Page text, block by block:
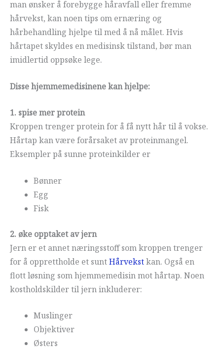
man ønsker å forebygge håravfall eller fremme
hårvekst, kan noen tips om ernæring og
hårbehandling hjelpe til med å nå målet. Hvis
hårtapet skyldes en medisinsk tilstand, bør man
imidlertid oppsøke lege.
Disse hjemmemedisinene kan hjelpe:
1. spise mer protein
Kroppen trenger protein for å få nytt hår til å vokse.
Hårtap kan være forårsaket av proteinmangel.
Eksempler på sunne proteinkilder er
Bønner
Egg
Fisk
2. øke opptaket av jern
Jern er et annet næringsstoff som kroppen trenger
for å opprettholde et suntHårvekstkan. Også en
flott løsning som hjemmemedisin mot hårtap. Noen
kostholdskilder til jern inkluderer:
Muslinger
Objektiver
Østers